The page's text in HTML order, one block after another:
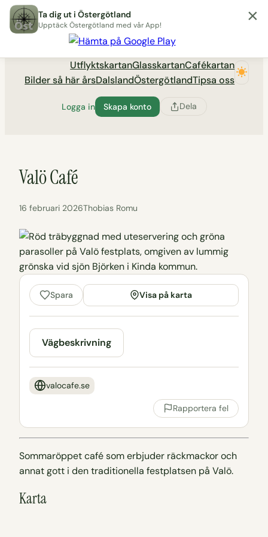
Hoppa
till
Utflyktsportalen tadigut.nu
UtflyktskartanGlasskartanCafékartan
Bilder så här årsDalslandÖstergötlandTipsa oss
Logga in Skapa konto Dela
Valö Café
16 februari 2026Thobias Romu
Spara Visa på karta
Vägbeskrivning
valocafe.se
Rapportera fel
Sommaröppet café som erbjuder räckmackor och
annat gott i den traditionella festplatsen på Valö.
Karta
Ta dig ut i Östergötland
Upptäck Östergötland med vår App! ×